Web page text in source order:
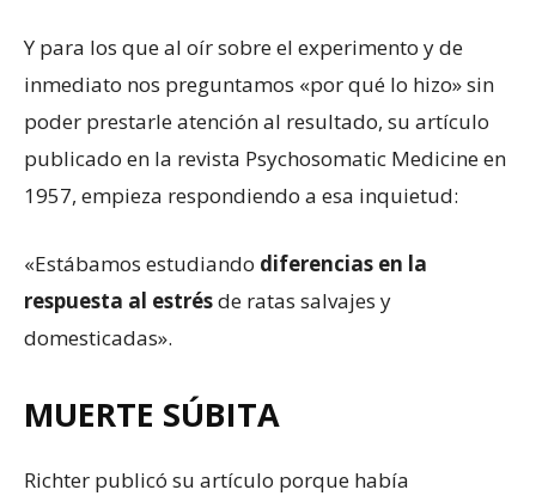
Y para los que al oír sobre el experimento y de
inmediato nos preguntamos «por qué lo hizo» sin
poder prestarle atención al resultado, su artículo
publicado en la revista Psychosomatic Medicine en
1957, empieza respondiendo a esa inquietud:
«Estábamos estudiando diferencias en la
respuesta al estrésde ratas salvajes y
domesticadas».
MUERTE SÚBITA
Richter publicó su artículo porque había